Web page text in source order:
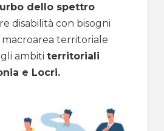
dello spettro
disabilità con bisogni
macroarea territoriale
ambiti territoriali
e Locri.